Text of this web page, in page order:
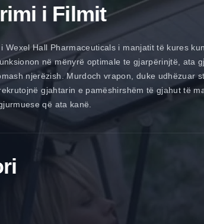
i Filmit
Wexel Hall Pharmaceuticals i manjatit të kures
në mënyrë optimale te gjarpërinjtë, ata
njerëzish. Murdoch vrapon, duke udhëzuar
gjahtarin e pamëshirshëm të gjahut të
që ata kanë.